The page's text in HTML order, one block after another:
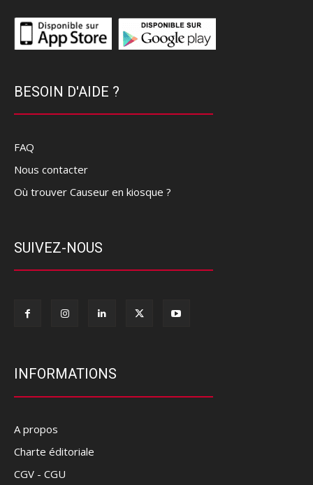
BESOIN D'AIDE ?
FAQ
Nous contacter
Où trouver Causeur en kiosque ?
SUIVEZ-NOUS
INFORMATIONS
A propos
Charte éditoriale
CGV - CGU